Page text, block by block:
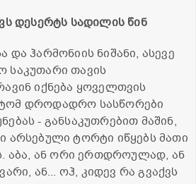
დესერტს სადილის წინ
და ჰარმონიის ნიშანი, ასევე
საკუთარი თავის
იქნება ყოველთვის
დროდადრო სასწორები
- განსაკუთრებით მაშინ,
არსებული ტორტი იწყებს მათი
აბა, ან ორი ერთდროულად, ან
ან... ოჰ, კიდევ რა გვაქვს